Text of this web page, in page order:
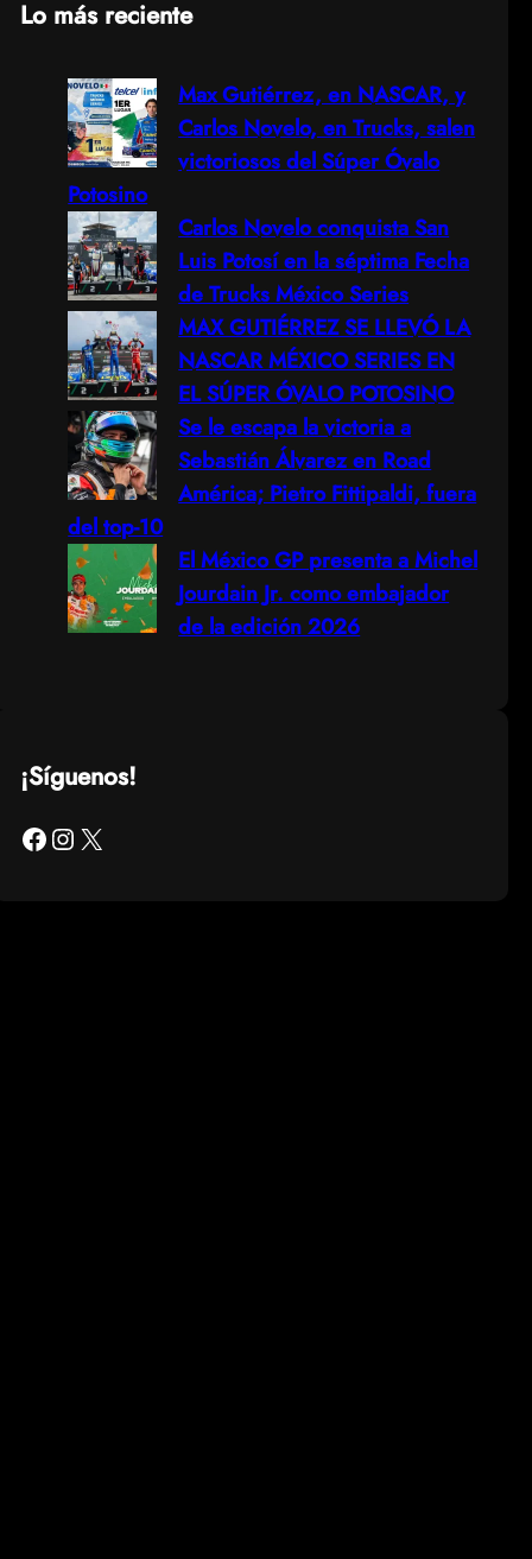
Lo más reciente
Max Gutiérrez, en NASCAR, y
Carlos Novelo, en Trucks, salen
victoriosos del Súper Óvalo
Potosino
Carlos Novelo conquista San
Luis Potosí en la séptima Fecha
de Trucks México Series
MAX GUTIÉRREZ SE LLEVÓ LA
NASCAR MÉXICO SERIES EN
EL SÚPER ÓVALO POTOSINO
Se le escapa la victoria a
Sebastián Álvarez en Road
América; Pietro Fittipaldi, fuera
del top-10
El México GP presenta a Michel
Jourdain Jr. como embajador
de la edición 2026
¡Síguenos!
Facebook Instagram X